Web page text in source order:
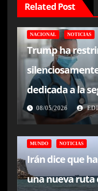
Related Post
NACIONAL NOTICIAS
Trump ha
dedicada a la
atención
08/05/2026
MUNDO NOTICIAS
Irán dice que
una nueva ruta